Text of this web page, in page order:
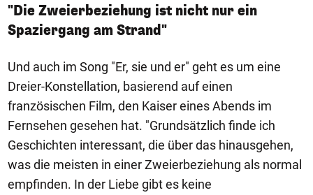
"Die Zweierbeziehung ist nicht nur ein
Spaziergang am Strand"
Und auch im Song "Er, sie und er" geht es um eine
Dreier-Konstellation, basierend auf einen
französischen Film, den Kaiser eines Abends im
Fernsehen gesehen hat. "Grundsätzlich finde ich
Geschichten interessant, die über das hinausgehen,
was die meisten in einer Zweierbeziehung als normal
empfinden. In der Liebe gibt es keine